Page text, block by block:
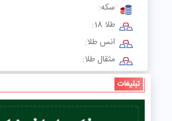
سکه:
طلا 18:
انس طلا:
مثقال طلا:
تبلیغات